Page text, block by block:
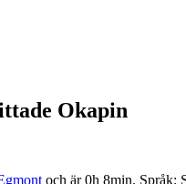
Okapin
och är 0h 8min. Språk: